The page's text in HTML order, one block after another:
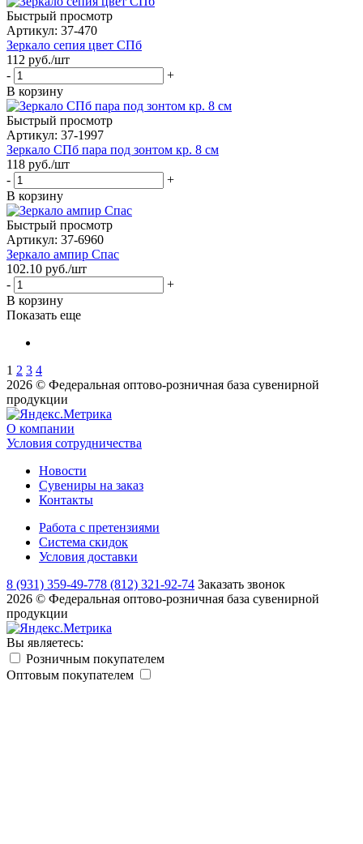
Быстрый просмотр
Артикул: 37-470
Зеркало сепия цвет СПб
112 руб./шт
-
+
В корзину
Быстрый просмотр
Артикул: 37-1997
Зеркало СПб пара под зонтом кр. 8 см
118 руб./шт
-
+
В корзину
Быстрый просмотр
Артикул: 37-6960
Зеркало ампир Спас
102.10 руб./шт
-
+
В корзину
Показать еще
1 2 3 4
2026 © Федеральная оптово-розничная база сувенирной
продукции
О компании
Условия сотрудничества
Новости
Сувениры на заказ
Контакты
Работа с претензиями
Система скидок
Условия доставки
8 (931) 359-49-778 (812) 321-92-74 Заказать звонок
2026 © Федеральная оптово-розничная база сувенирной
продукции
Вы являетесь:
Розничным покупателем
Оптовым покупателем